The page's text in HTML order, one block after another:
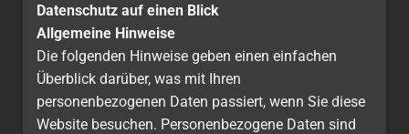
Datenschutz auf einen Blick
Allgemeine Hinweise
Die folgenden Hinweise geben einen einfachen
Überblick darüber, was mit Ihren
personenbezogenen Daten passiert, wenn Sie diese
Website besuchen. Personenbezogene Daten sind